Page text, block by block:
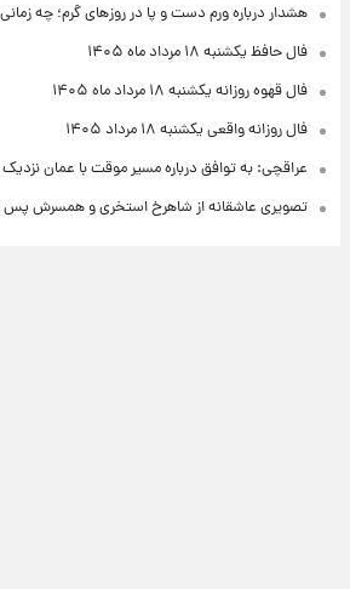
هشدار درباره ورم دست و پا در روزهای گرم؛ چه زمانی
فال حافظ یکشنبه ۱۸ مرداد ماه ۱۴۰۵
فال قهوه روزانه یکشنبه ۱۸ مرداد ماه ۱۴۰۵
فال روزانه واقعی یکشنبه ۱۸ مرداد ۱۴۰۵
عراقچی: به توافق درباره مسیر موقت با عمان نزدیک
تصویری عاشقانه از شاهرخ استخری و همسرش پس